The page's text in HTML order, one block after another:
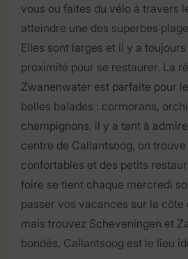
vous ou faites du vélo à travers
atteindre une des superbes
Elles sont larges et il y a
proximité pour se restaurer. La
Zwanenwater est parfaite pour
belles balades : cormorans,
champignons, il y a tant à
centre de Callantsoog, on
confortables et des petits
foire se tient chaque mercredi
passer vos vacances sur la côte
mais trouvez Scheveningen et
bondés, Callantsoog est le lieu